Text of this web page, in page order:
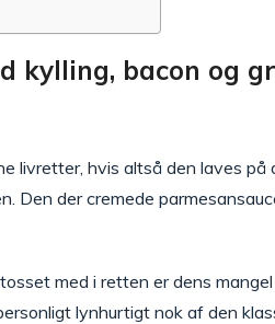
kylling, bacon og
livretter, hvis altså den laves
Den der cremede
med i retten er dens
lynhurtigt nok af den